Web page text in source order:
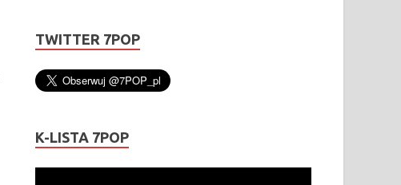
TWITTER 7POP
K-LISTA 7POP